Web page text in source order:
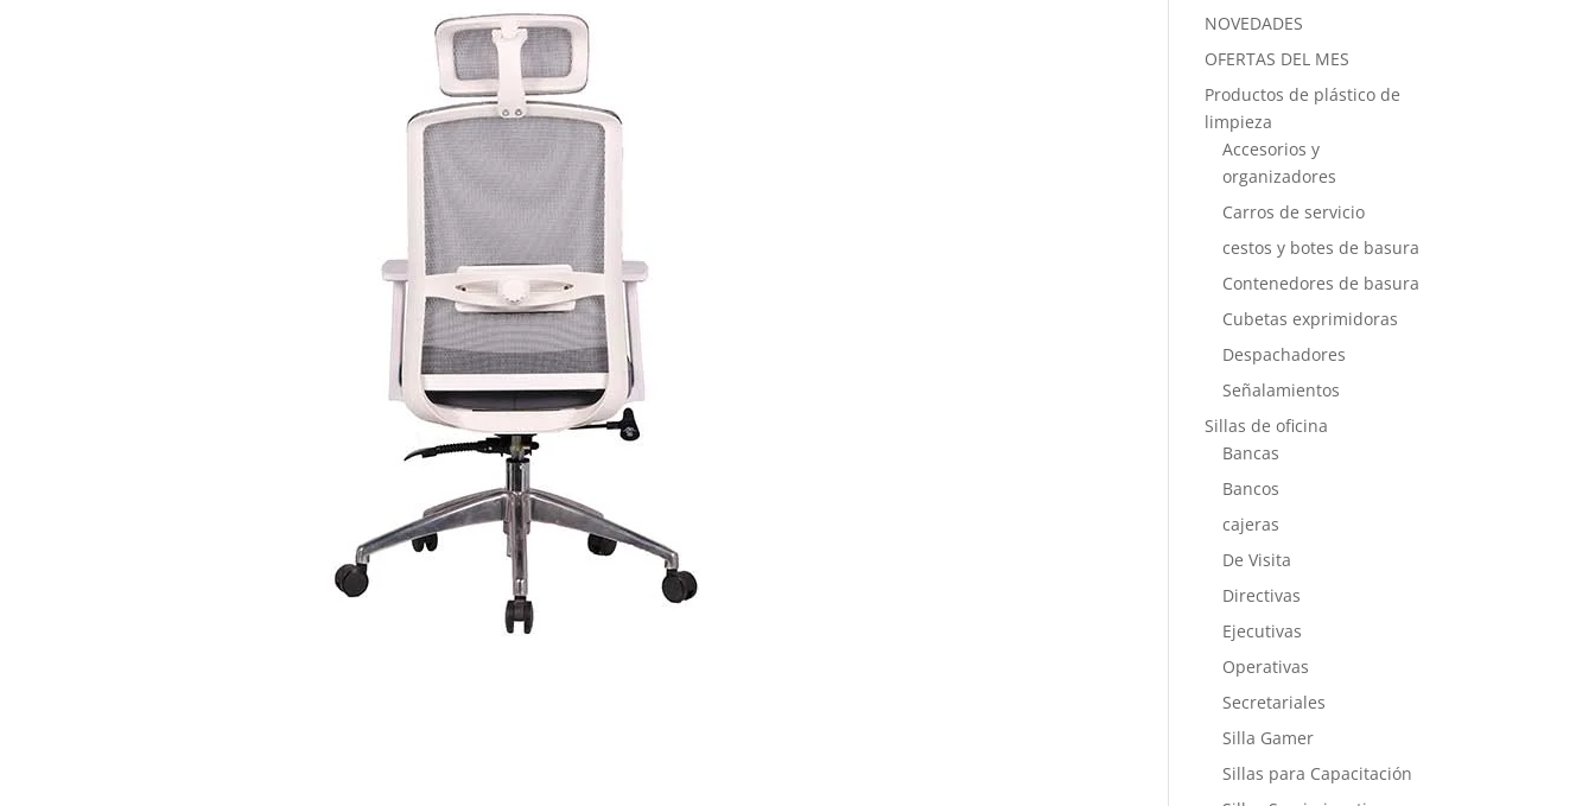
NOVEDADES
OFERTAS DEL MES
Productos de plástico de
limpieza
Accesorios y
organizadores
Carros de servicio
cestos y botes de basura
Contenedores de basura
Cubetas exprimidoras
Despachadores
Señalamientos
Sillas de oficina
Bancas
Bancos
cajeras
De Visita
Directivas
Ejecutivas
Operativas
Secretariales
Silla Gamer
Sillas para Capacitación